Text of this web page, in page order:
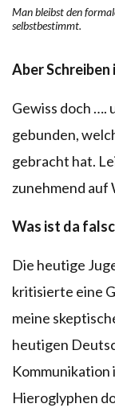
Man bleibst den
selbstbestimmt.
Aber
Gewiss doch ….
gebunden,
gebracht hat.
zunehmend auf
Was ist da
Die heutige
kritisierte eine
meine
heutigen
Kommunikation
Hieroglyphen